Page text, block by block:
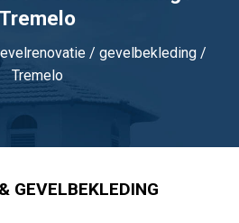
Tremelo
/ gevelbekleding /
Tremelo
GEVELBEKLEDING